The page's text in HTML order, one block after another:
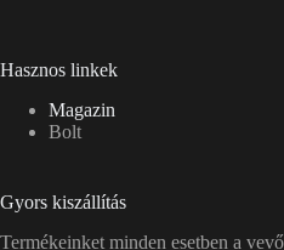
Hasznos linkek
Magazin
Bolt
Gyors kiszállítás
Termékeinket minden esetben a